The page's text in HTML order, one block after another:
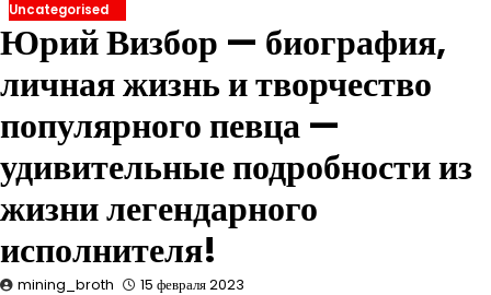
Uncategorised
Юрий Визбор — биография,
личная жизнь и творчество
популярного певца —
удивительные подробности из
жизни легендарного
исполнителя!
mining_broth 15 февраля 2023